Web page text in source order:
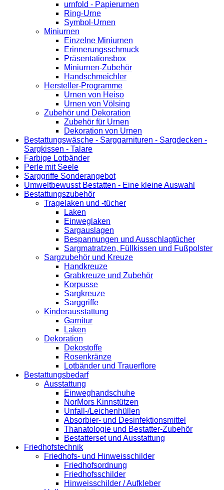
urnfold - Papierurnen
Ring-Urne
Symbol-Urnen
Miniurnen
Einzelne Miniurnen
Erinnerungsschmuck
Präsentationsbox
Miniurnen-Zubehör
Handschmeichler
Hersteller-Programme
Urnen von Heiso
Urnen von Völsing
Zubehör und Dekoration
Zubehör für Urnen
Dekoration von Urnen
Bestattungswäsche - Sarggarnituren - Sargdecken -
Sargkissen - Talare
Farbige Lotbänder
Perle mit Seele
Sarggriffe Sonderangebot
Umweltbewusst Bestatten - Eine kleine Auswahl
Bestattungszubehör
Tragelaken und -tücher
Laken
Einweglaken
Sargauslagen
Bespannungen und Ausschlagtücher
Sargmatratzen, Füllkissen und Fußpolster
Sargzubehör und Kreuze
Handkreuze
Grabkreuze und Zubehör
Korpusse
Sargkreuze
Sarggriffe
Kinderausstattung
Garnitur
Laken
Dekoration
Dekostoffe
Rosenkränze
Lotbänder und Trauerflore
Bestattungsbedarf
Ausstattung
Einweghandschuhe
NorMors Kinnstützen
Unfall-/Leichenhüllen
Absorbier- und Desinfektionsmittel
Thanatologie und Bestatter-Zubehör
Bestatterset und Ausstattung
Friedhofstechnik
Friedhofs- und Hinweisschilder
Friedhofsordnung
Friedhofsschilder
Hinweisschilder / Aufkleber